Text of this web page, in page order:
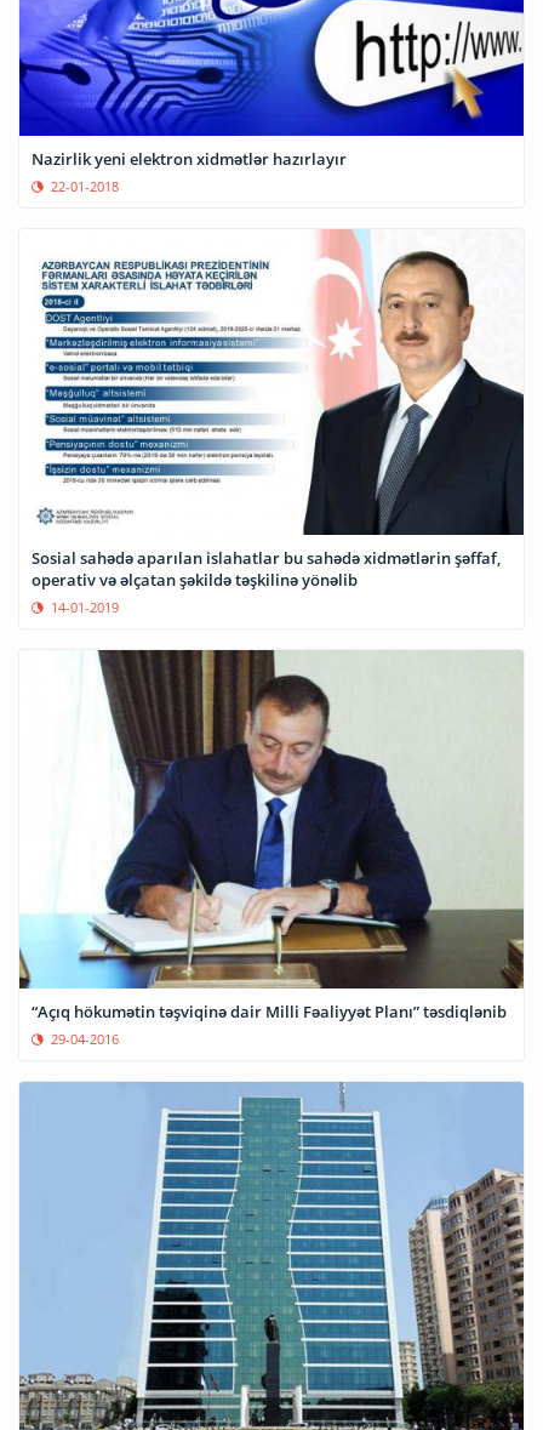
Nazirlik yeni elektron xidmətlər hazırlayır
22-01-2018
Sosial sahədə aparılan islahatlar bu sahədə xidmətlərin şəffaf,
operativ və əlçatan şəkildə təşkilinə yönəlib
14-01-2019
“Açıq hökumətin təşviqinə dair Milli Fəaliyyət Planı” təsdiqlənib
29-04-2016